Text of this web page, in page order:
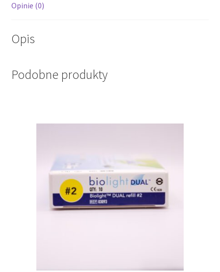
Opinie (0)
Opis
Podobne produkty